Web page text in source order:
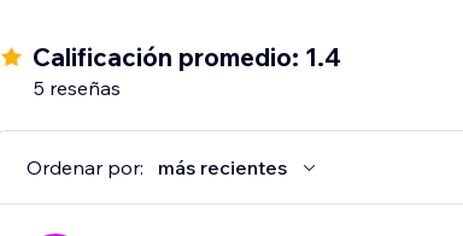
Calificación promedio: 1.4
5 reseñas
Ordenar por: más recientes